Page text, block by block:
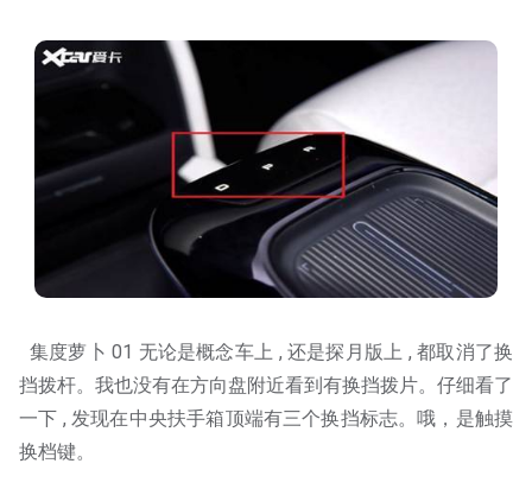
集度萝卜 01 无论是概念车上 , 还是探月版上 , 都取消了换
挡拨杆。我也没有在方向盘附近看到有换挡拨片。仔细看了
一下 , 发现在中央扶手箱顶端有三个换挡标志。哦，是触摸
换档键。